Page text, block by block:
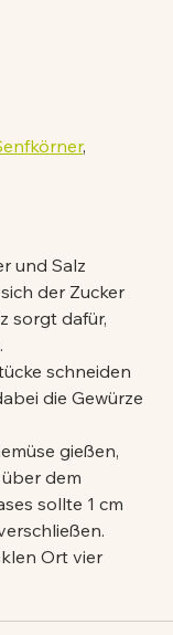
,
und Salz
der Zucker
sorgt dafür,
schneiden
die Gewürze
gießen,
dem
sollte 1 cm
Ort vier